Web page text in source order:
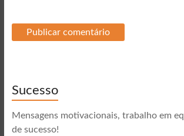
Sucesso
Mensagens motivacionais, trabalho em
de sucesso!